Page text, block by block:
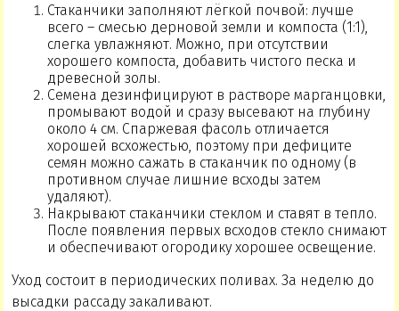
Стаканчики заполняют лёгкой почвой: лучше
всего – смесью дерновой земли и компоста (1:1),
слегка увлажняют. Можно, при отсутствии
хорошего компоста, добавить чистого песка и
древесной золы.
Семена дезинфицируют в растворе марганцовки,
промывают водой и сразу высевают на глубину
около 4 см. Спаржевая фасоль отличается
хорошей всхожестью, поэтому при дефиците
семян можно сажать в стаканчик по одному (в
противном случае лишние всходы затем
удаляют).
Накрывают стаканчики стеклом и ставят в тепло.
После появления первых всходов стекло снимают
и обеспечивают огородику хорошее освещение.
Уход состоит в периодических поливах. За неделю до
высадки рассаду закаливают.